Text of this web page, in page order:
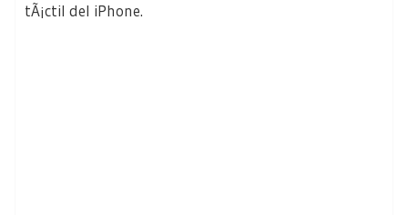
tÃ¡ctil del iPhone.